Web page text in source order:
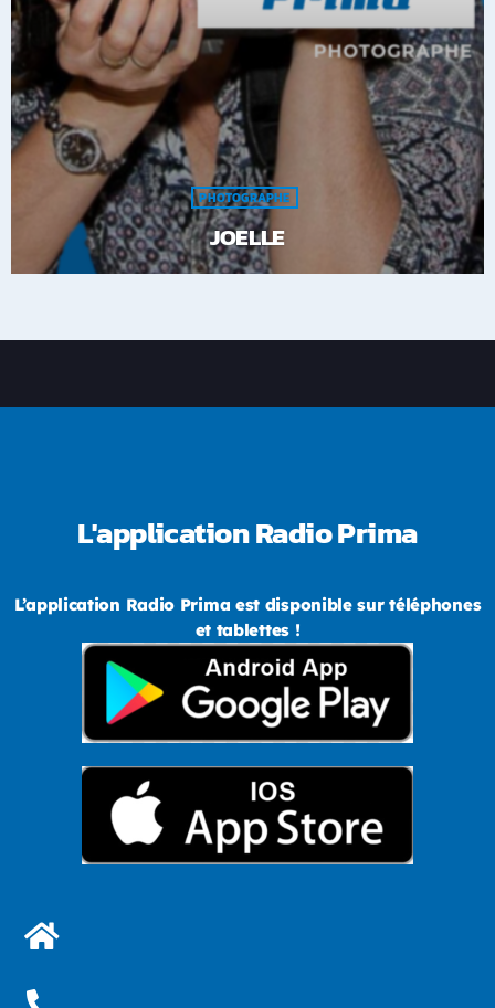
PHOTOGRAPHE
JOELLE
L'application Radio Prima
L’application Radio Prima est disponible sur téléphones
et tablettes !